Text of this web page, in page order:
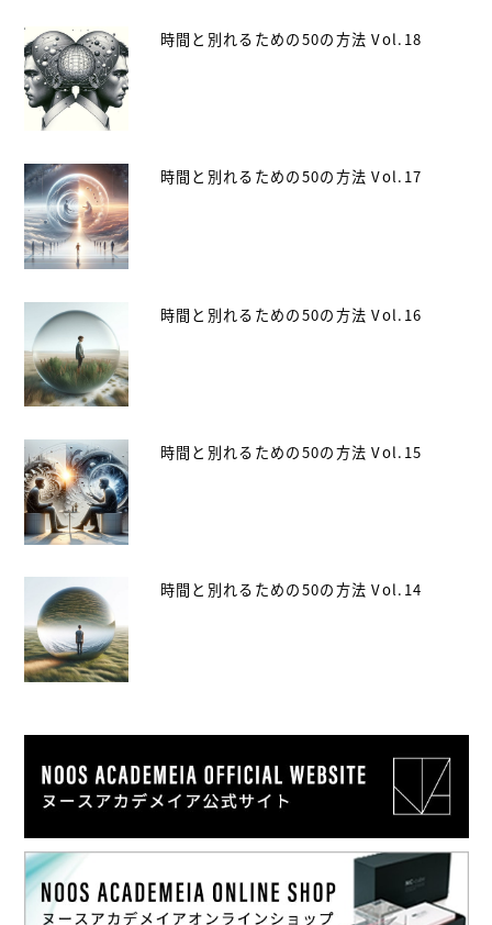
時間と別れるための50の方法 Vol.18
時間と別れるための50の方法 Vol.17
時間と別れるための50の方法 Vol.16
時間と別れるための50の方法 Vol.15
時間と別れるための50の方法 Vol.14